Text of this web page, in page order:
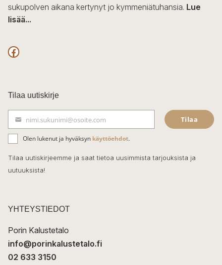
sukupolven aikana kertynyt jo kymmeniätuhansia. Lue
lisää...
F
c
e
b
o
o
k
Tilaa uutiskirje
ä
h
k
t
nimi.sukunimi@osoite.com Tilaa
Olen lukenut ja hyväksyn käyttöehdot.
Tilaa uutiskirjeemme ja saat tietoa uusimmista tarjouksista ja
uutuuksista!
YHTEYSTIEDOT
Porin Kalustetalo
info@porinkalustetalo.fi
02 633 3150